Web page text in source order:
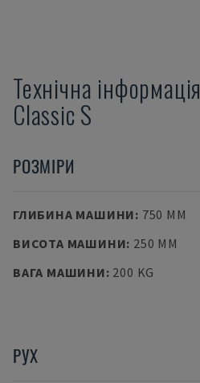
Технічна інформація
Classic S
РОЗМІРИ
ГЛИБИНА МАШИНИ: 750 MM
ВИСОТА МАШИНИ: 250 MM
ВАГА МАШИНИ: 200 KG
РУХ